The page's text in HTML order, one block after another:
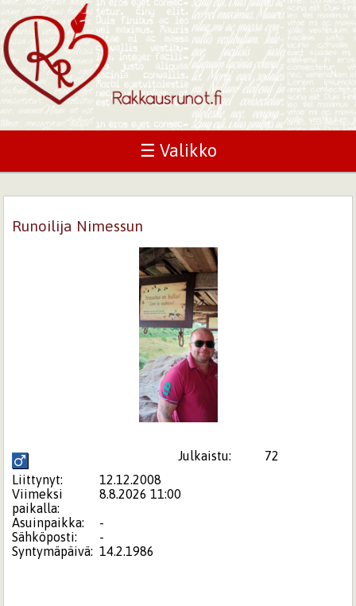
☰ Valikko
Runoilija Nimessun
Julkaistu:
72
Liittynyt:
12.12.2008
Viimeksi
paikalla:
8.8.2026 11:00
Asuinpaikka:
-
Sähköposti:
-
Syntymäpäivä: 14.2.1986